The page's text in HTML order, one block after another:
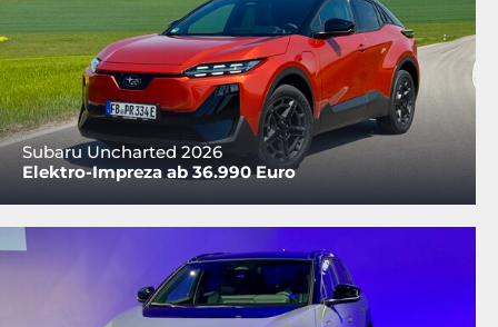
Subaru Uncharted 2026
Elektro-Impreza ab 36.990 Euro